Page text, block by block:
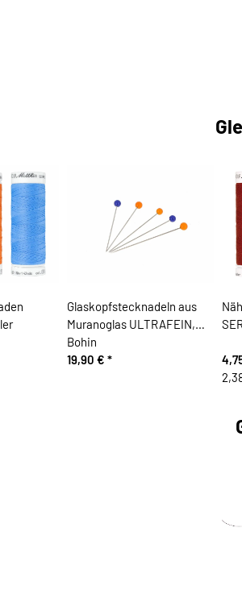
Glaskopfstecknadeln aus
Muranoglas ULTRAFEIN,
Bohin
19,90 € *